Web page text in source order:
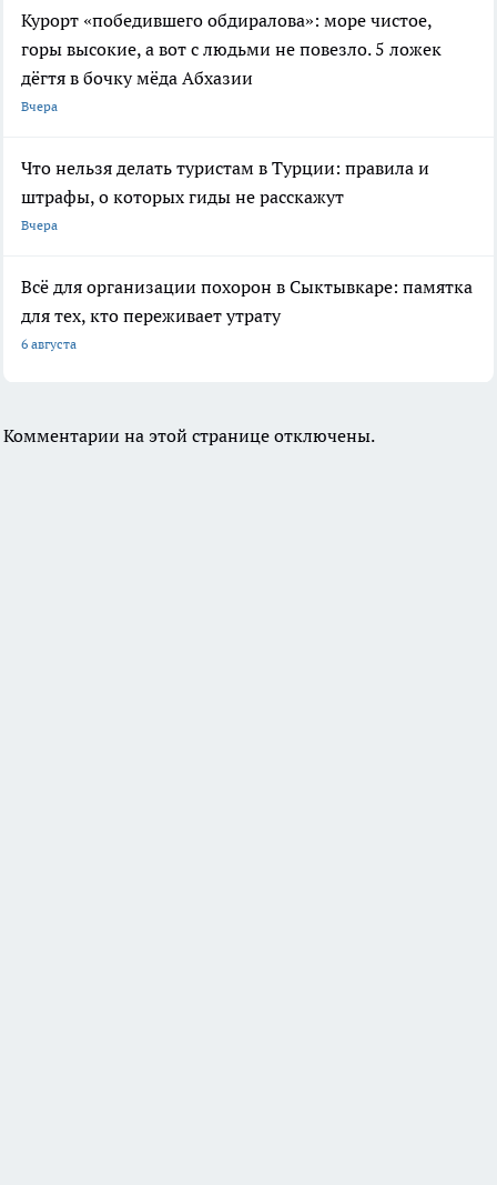
Курорт «победившего обдиралова»: море чистое,
горы высокие, а вот с людьми не повезло. 5 ложек
дёгтя в бочку мёда Абхазии
Вчера
Что нельзя делать туристам в Турции: правила и
штрафы, о которых гиды не расскажут
Вчера
Всё для организации похорон в Сыктывкаре: памятка
для тех, кто переживает утрату
6 августа
Комментарии на этой странице отключены.